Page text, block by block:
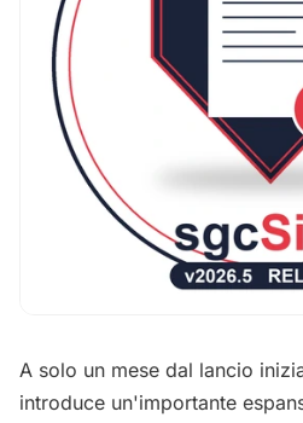
A solo un mese dal lancio
introduce un'importante